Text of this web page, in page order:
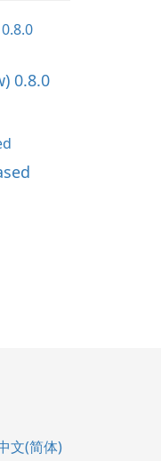
0.8.0
文(简体)